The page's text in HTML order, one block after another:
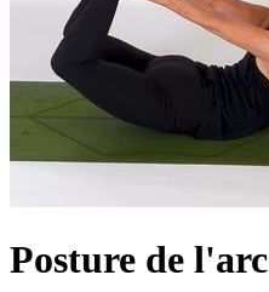
Posture de l'arc